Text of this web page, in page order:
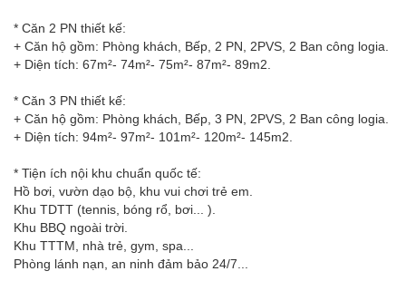
* Căn 2 PN thiết kế:
+ Căn hộ gồm: Phòng khách, Bếp, 2 PN, 2PVS, 2 Ban công logia.
+ Diện tích: 67m²- 74m²- 75m²- 87m²- 89m2.
* Căn 3 PN thiết kế:
+ Căn hộ gồm: Phòng khách, Bếp, 3 PN, 2PVS, 2 Ban công logia.
+ Diện tích: 94m²- 97m²- 101m²- 120m²- 145m2.
* Tiện ích nội khu chuẩn quốc tế:
Hồ bơi, vườn dạo bộ, khu vui chơi trẻ em.
Khu TDTT (tennis, bóng rổ, bơi... ).
Khu BBQ ngoài trời.
Khu TTTM, nhà trẻ, gym, spa...
Phòng lánh nạn, an ninh đảm bảo 24/7...